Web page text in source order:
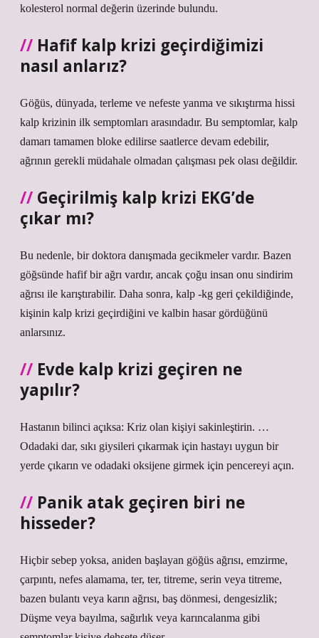
kolesterol normal değerin üzerinde bulundu.
Hafif kalp krizi geçirdiğimizi
nasıl anlarız?
Göğüs, dünyada, terleme ve nefeste yanma ve sıkıştırma hissi
kalp krizinin ilk semptomları arasındadır. Bu semptomlar, kalp
damarı tamamen bloke edilirse saatlerce devam edebilir,
ağrının gerekli müdahale olmadan çalışması pek olası değildir.
Geçirilmiş kalp krizi EKG’de
çıkar mı?
Bu nedenle, bir doktora danışmada gecikmeler vardır. Bazen
göğsünde hafif bir ağrı vardır, ancak çoğu insan onu sindirim
ağrısı ile karıştırabilir. Daha sonra, kalp -kg geri çekildiğinde,
kişinin kalp krizi geçirdiğini ve kalbin hasar gördüğünü
anlarsınız.
Evde kalp krizi geçiren ne
yapılır?
Hastanın bilinci açıksa: Kriz olan kişiyi sakinleştirin. …
Odadaki dar, sıkı giysileri çıkarmak için hastayı uygun bir
yerde çıkarın ve odadaki oksijene girmek için pencereyi açın.
Panik atak geçiren biri ne
hisseder?
Hiçbir sebep yoksa, aniden başlayan göğüs ağrısı, emzirme,
çarpıntı, nefes alamama, ter, ter, titreme, serin veya titreme,
bazen bulantı veya karın ağrısı, baş dönmesi, dengesizlik;
Düşme veya bayılma, sağırlık veya karıncalanma gibi